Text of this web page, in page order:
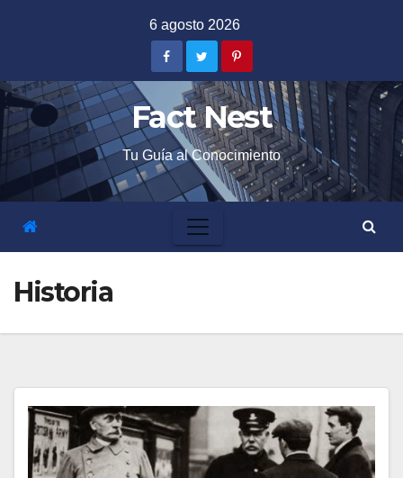
6 agosto 2026
Fact Nest
Tu Guía al Conocimiento
Historia